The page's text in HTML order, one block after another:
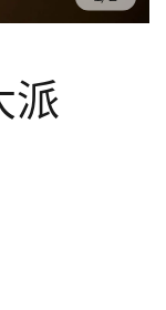
派